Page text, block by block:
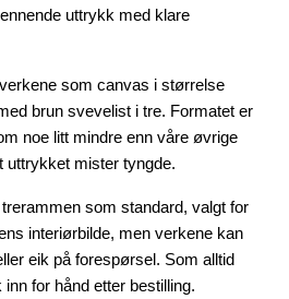
uttrykk med klare
som canvas i størrelse
brun svevelist i tre. Formatet er
noe litt mindre enn våre øvrige
uttrykket mister tyngde.
som standard, valgt for
interiørbilde, men verkene kan
eik på forespørsel. Som alltid
for hånd etter bestilling.